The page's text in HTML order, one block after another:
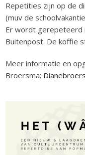
Repetities zijn op de
(muv de
Er wordt gerepeteerd
Buitenpost. De koffie
Meer informatie en
Broersma: